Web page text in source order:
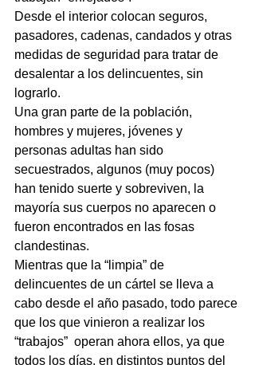
Desde el interior colocan seguros,
pasadores, cadenas, candados y otras
medidas de seguridad para tratar de
desalentar a los delincuentes, sin
lograrlo.
Una gran parte de la población,
hombres y mujeres, jóvenes y
personas adultas han sido
secuestrados, algunos (muy pocos)
han tenido suerte y sobreviven, la
mayoría sus cuerpos no aparecen o
fueron encontrados en las fosas
clandestinas.
Mientras que la “limpia” de
delincuentes de un cártel se lleva a
cabo desde el año pasado, todo parece
que los que vinieron a realizar los
“trabajos”  operan ahora ellos, ya que
todos los días, en distintos puntos del